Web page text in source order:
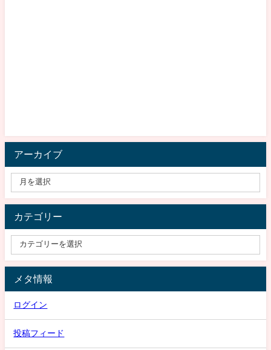
アーカイブ
カテゴリー
メタ情報
ログイン
投稿フィード